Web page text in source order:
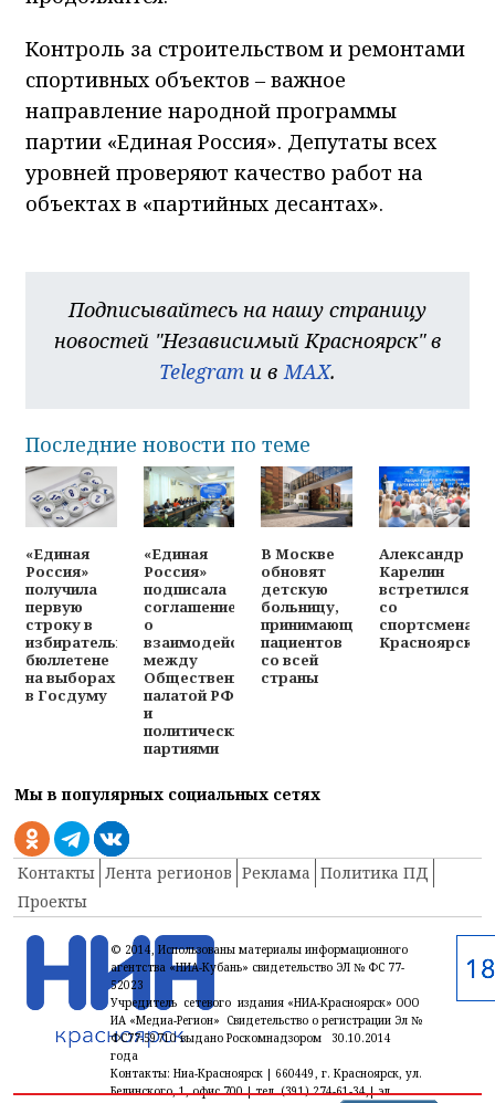
Контроль за строительством и ремонтами
спортивных объектов–важное
направление народной программы
партии «Единая Россия». Депутаты всех
уровней проверяют качество работ на
объектах в «партийных десантах».
Подписывайтесь на нашу страницу
новостей "Независимый Красноярск" в
Telegram и в MAX.
Последние новости по теме
«Единая
Россия»
получила
первую
строку в
избирательном
бюллетене
на выборах
в Госдуму
«Единая
Россия»
подписала
соглашение
о
взаимодействии
между
Общественной
палатой РФ
и
политическими
партиями
В Москве
обновят
детскую
больницу,
принимающую
пациентов
со всей
страны
Александр
Карелин
встретился
со
спортсменами
Красноярска
Мы в популярных социальных сетях
Контакты Лента регионов Реклама Политика ПД
Проекты
© 2014, Использованы материалы информационного
агентства «НИА-Кубань» свидетельство ЭЛ № ФС 77-
52023
Учредитель сетевого издания «НИА-Красноярск» ООО
ИА «Медиа-Регион» Свидетельство о регистрации Эл №
ФС77-59710 выдано Роскомнадзором 30.10.2014
года
Контакты: Ниа-Красноярск | 660449, г. Красноярск, ул.
Белинского, 1, офис 700 | тел. (391) 274-61-34,| эл.